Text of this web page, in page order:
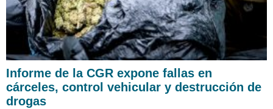
Informe de la CGR expone fallas en
cárceles, control vehicular y destrucción de
drogas